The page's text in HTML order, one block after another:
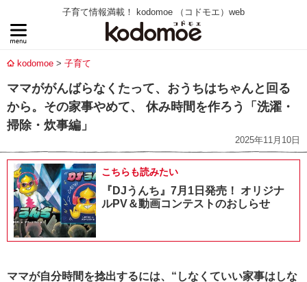
子育て情報満載！ kodomoe （コドモエ）web
kodomoe 子育て
ママががんばらなくたって、おうちはちゃんと回る
から。その家事やめて、 休み時間を作ろう「洗濯・
掃除・炊事編」
2025年11月10日
こちらも読みたい
『DJうんち』7月1日発売！ オリジナ
ルPV＆動画コンテストのおしらせ
ママが自分時間を捻出するには、“しなくていい家事はしな